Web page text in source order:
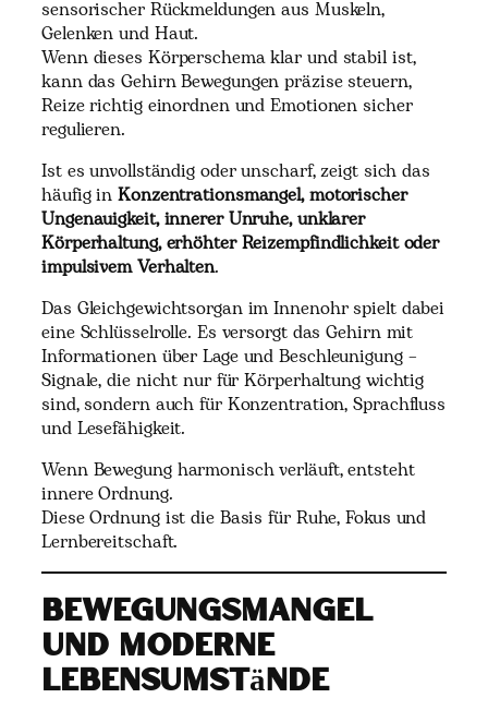
sensorischer Rückmeldungen aus Muskeln,
Gelenken und Haut.
Wenn dieses Körperschema klar und stabil ist,
kann das Gehirn Bewegungen präzise steuern,
Reize richtig einordnen und Emotionen sicher
regulieren.
Ist es unvollständig oder unscharf, zeigt sich das
häufig inKonzentrationsmangel, motorischer
Ungenauigkeit, innerer Unruhe, unklarer
Körperhaltung, erhöhter Reizempfindlichkeit oder
impulsivem Verhalten.
Das Gleichgewichtsorgan im Innenohr spielt dabei
eine Schlüsselrolle. Es versorgt das Gehirn mit
Informationen über Lage und Beschleunigung –
Signale, die nicht nur für Körperhaltung wichtig
sind, sondern auch für Konzentration, Sprachfluss
und Lesefähigkeit.
Wenn Bewegung harmonisch verläuft, entsteht
innere Ordnung.
Diese Ordnung ist die Basis für Ruhe, Fokus und
Lernbereitschaft.
Bewegungsmangel
und moderne
Lebensumstände